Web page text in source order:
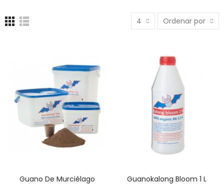
4 Ordenar por
Guano De Murciélago
Guanokalong Bloom 1 L